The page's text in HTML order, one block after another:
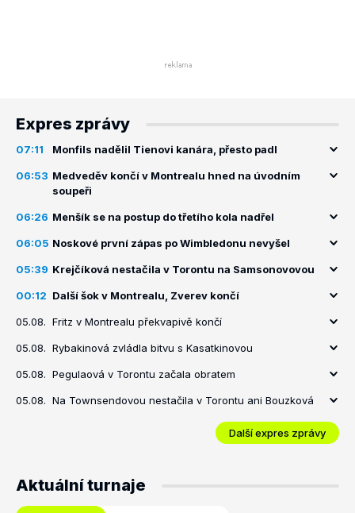
Expres zprávy
07:11 Monfils nadělil Tienovi kanára, přesto padl
06:53 Medveděv končí v Montrealu hned na úvodním
soupeři
06:26 Menšík se na postup do třetího kola nadřel
06:05 Noskové první zápas po Wimbledonu nevyšel
05:39 Krejčíková nestačila v Torontu na Samsonovovou
00:12 Další šok v Montrealu, Zverev končí
05.08. Fritz v Montrealu překvapivě končí
05.08. Rybakinová zvládla bitvu s Kasatkinovou
05.08. Pegulaová v Torontu začala obratem
05.08. Na Townsendovou nestačila v Torontu ani Bouzková
Další expres zprávy
Aktuální turnaje